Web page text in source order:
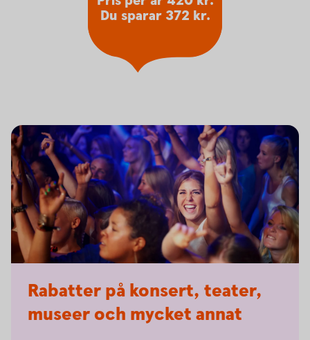
Du sparar 372 kr.
Rabatter på konsert, teater,
museer och mycket annat